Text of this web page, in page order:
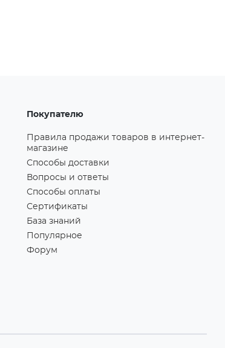
Покупателю
Правила продажи товаров в интернет-
магазине
Способы доставки
Вопросы и ответы
Способы оплаты
Сертификаты
База знаний
Популярное
Форум